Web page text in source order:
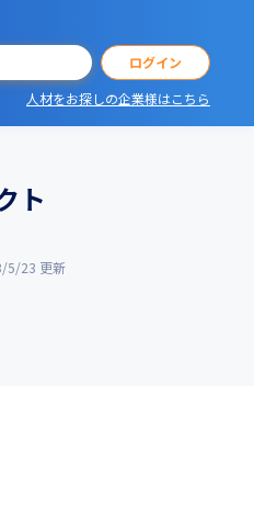
ログイン
人材をお探しの企業様はこちら
ト
5/23 更新